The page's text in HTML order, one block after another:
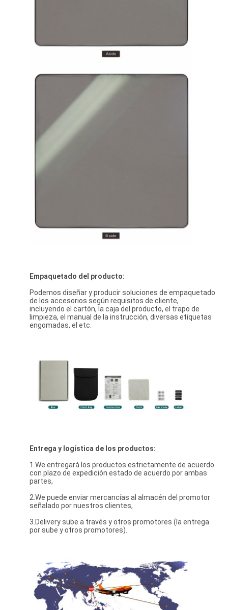
Empaquetado del producto:
Podemos diseñar y producir soluciones de empaquetado
de los accesorios según requisitos de cliente,
incluyendo el cartón, la caja del producto, el trapo de
limpieza, el manual de la instrucción, diversas etiquetas
engomadas, el etc.
Entrega y logística de los productos:
1.We entregará los productos estrictamente de acuerdo
con plazo de expedición estado de acuerdo por ambas
partes,
2.We puede enviar mercancías al almacén del promotor
señalado por nuestros clientes,
3.Delivery sube a través y otros promotores (la entrega
por sube y otros promotores).